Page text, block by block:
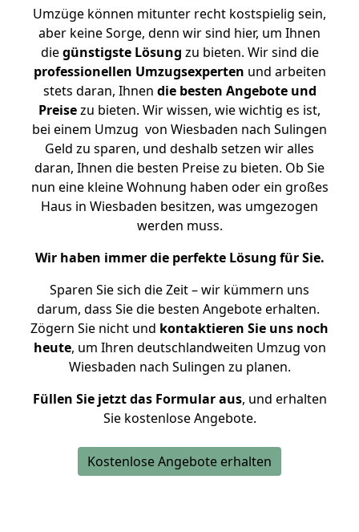
Umzüge können mitunter recht kostspielig sein,
aber keine Sorge, denn wir sind hier, um Ihnen
diegünstigste Lösung zu bieten. Wir sind die
professionellen Umzugsexperten und arbeiten
stets daran, Ihnen die besten Angebote und
Preisezu bieten. Wir wissen, wie wichtig es ist,
bei einem Umzug von Wiesbaden nach Sulingen
Geld zu sparen, und deshalb setzen wir alles
daran, Ihnen die besten Preise zu bieten. Ob Sie
nun eine kleine Wohnung haben oder ein großes
Haus in Wiesbaden besitzen, was umgezogen
werden muss.
Wir haben immer die perfekte Lösung für Sie.
Sparen Sie sich die Zeit – wir kümmern uns
darum, dass Sie die besten Angebote erhalten.
Zögern Sie nicht und kontaktieren Sie uns noch
heute, um Ihren deutschlandweiten Umzug von
Wiesbaden nach Sulingen zu planen.
Füllen Sie jetzt das Formular aus, und erhalten
Sie kostenlose Angebote.
Kostenlose Angebote erhalten